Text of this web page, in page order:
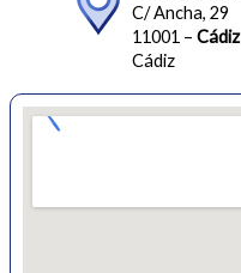
C/ Ancha, 29
11001 – Cádiz
Cádiz